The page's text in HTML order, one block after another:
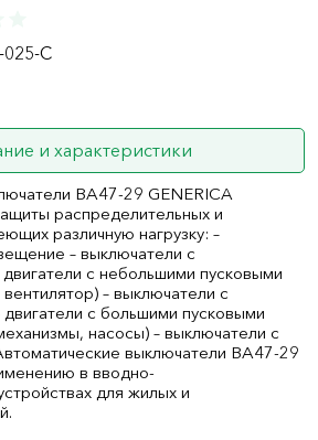
C
и характеристики
ВА47-29 GENERICA
распределительных и
различную нагрузку: –
– выключатели с
двигатели с небольшими пусковыми
– выключатели с
двигатели с большими пусковыми
насосы) – выключатели с
выключатели ВА47-29
в вводно-
для жилых и